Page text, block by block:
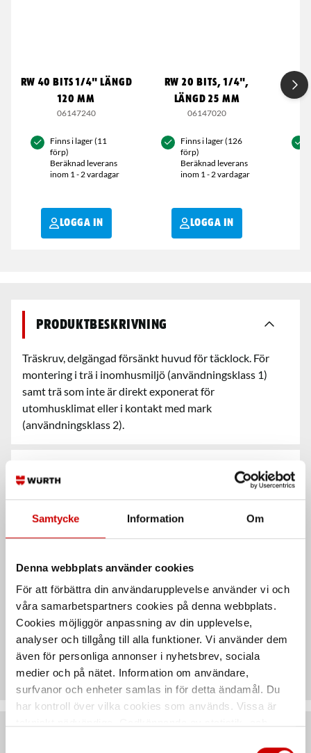
Samtycke Information Om
Denna webbplats använder cookies
För att förbättra din användarupplevelse använder vi och
våra samarbetspartners cookies på denna webbplats.
Cookies möjliggör anpassning av din upplevelse,
analyser och tillgång till alla funktioner. Vi använder dem
även för personliga annonser i nyhetsbrev, sociala
medier och på nätet. Information om användare,
surfvanor och enheter samlas in för detta ändamål. Du
har kontroll över vilka cookies som används. Vissa är
RW 40 BITS 1/4" LÄNGD
120 MM
06147240
Finns i lager (11
förp)
Beräknad leverans
inom 1 - 2 vardagar
LOGGA IN
RW 20 BITS, 1/4",
LÄNGD 25 MM
06147020
Finns i lager (126
förp)
Beräknad leverans
inom 1 - 2 vardagar
LOGGA IN
Produktbeskrivning
Träskruv, delgängad försänkt huvud för täcklock. För
montering i trä i inomhusmiljö (användningsklass 1)
samt trä som inte är direkt exponerat för
utomhusklimat eller i kontakt med mark
(användningsklass 2).
Användningsområde
bruksanvisningar
Teknisk data